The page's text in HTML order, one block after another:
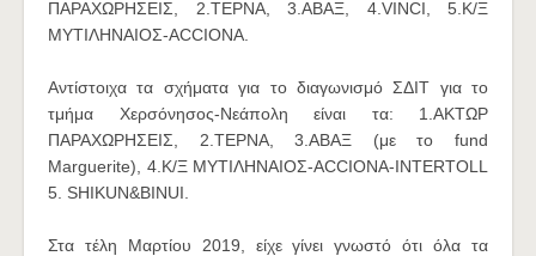
ΠΑΡΑΧΩΡΗΣΕΙΣ, 2.ΤΕΡΝΑ, 3.ΑΒΑΞ, 4.VINCI, 5.Κ/Ξ
ΜΥΤΙΛΗΝΑΙΟΣ-ACCIONA.
Αντίστοιχα τα σχήματα για το διαγωνισμό ΣΔΙΤ για το
τμήμα Χερσόνησος-Νεάπολη είναι τα: 1.ΑΚΤΩΡ
ΠΑΡΑΧΩΡΗΣΕΙΣ, 2.ΤΕΡΝΑ, 3.ΑΒΑΞ (με το fund
Marguerite), 4.Κ/Ξ ΜΥΤΙΛΗΝΑΙΟΣ-ACCIONA-INTERTOLL
5. SHIKUN&BINUI.
Στα τέλη Μαρτίου 2019, είχε γίνει γνωστό ότι όλα τα